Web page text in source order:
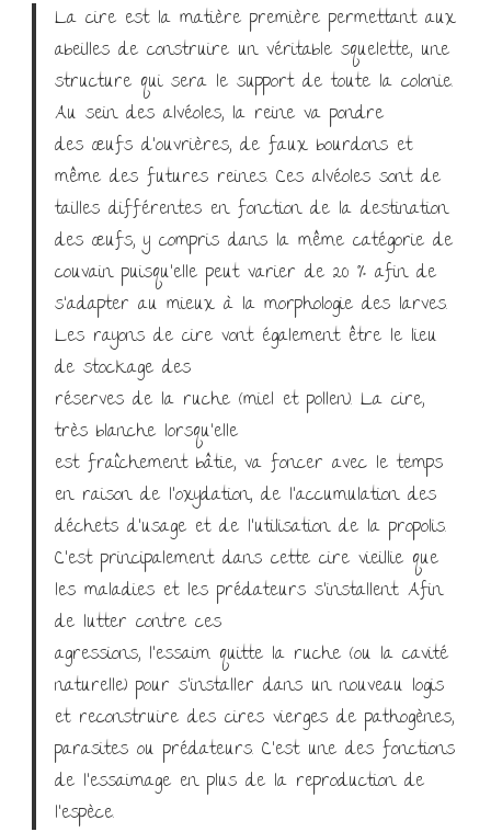
La cire est la matière première permettant aux
abeilles de construire un véritable squelette, une
structure qui sera le support de toute la colonie.
Au sein des alvéoles, la reine va pondre
des œufs d’ouvrières, de faux bourdons et
même des futures reines. Ces alvéoles sont de
tailles différentes en fonction de la destination
des œufs, y compris dans la même catégorie de
couvain puisqu’elle peut varier de 20 % afin de
s‘adapter au mieux à la morphologie des larves.
Les rayons de cire vont également être le lieu
de stockage des
réserves de la ruche (miel et pollen). La cire,
très blanche lorsqu’elle
est fraîchement bâtie, va foncer avec le temps
en raison de l’oxydation, de l’accumulation des
déchets d’usage et de l’utilisation de la propolis.
C’est principalement dans cette cire vieillie que
les maladies et les prédateurs s’installent. Afin
de lutter contre ces
agressions, l’essaim quitte la ruche (ou la cavité
naturelle) pour s’installer dans un nouveau logis
et reconstruire des cires vierges de pathogènes,
parasites ou prédateurs. C’est une des fonctions
de l’essaimage en plus de la reproduction de
l’espèce.